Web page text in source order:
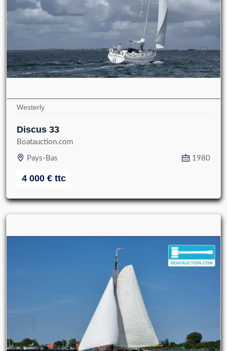
Westerly
Discus 33
Boatauction.com
Pays-Bas 1980
4 000 € ttc